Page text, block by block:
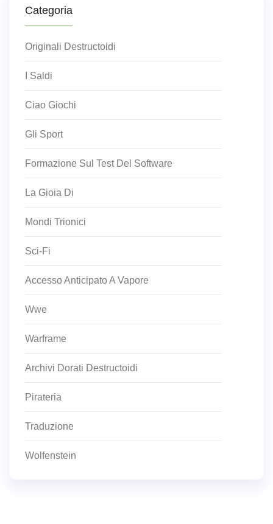
Categoria
Originali Destructoidi
I Saldi
Ciao Giochi
Gli Sport
Formazione Sul Test Del Software
La Gioia Di
Mondi Trionici
Sci-Fi
Accesso Anticipato A Vapore
Wwe
Warframe
Archivi Dorati Destructoidi
Pirateria
Traduzione
Wolfenstein